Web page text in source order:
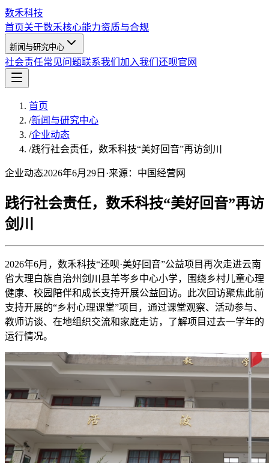
数禾科技
首页关于数禾核心能力资质与合规
新闻与研究中心
社会责任常见问题联系我们 加入我们 还呗官网
首页
/新闻与研究中心
/企业动态
/践行社会责任，数禾科技“美好回音”再访剑川
企业动态2026年6月29日 ·来源： 中国经营网
践行社会责任，数禾科技“美好回音”再访
剑川
2026年6月，数禾科技“还呗·美好回音”公益项目再次走进云南
省大理白族自治州剑川县羊岑乡中心小学，围绕乡村儿童心理
健康、校园陪伴和成长支持开展公益回访。此次回访聚焦此前
支持开展的“乡村心理课堂”项目，通过课堂观察、活动参与、
教师访谈、在地组织交流和家庭走访，了解项目过去一学年的
运行情况。